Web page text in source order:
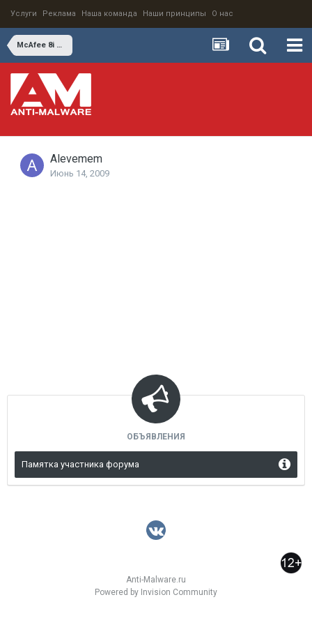
Услуги Реклама Наша команда Наши принципы О нас
McAfee 8i Enterprise + Anti-Spyware + MDF8.5 Вопросы...
Alevemem
Июнь 14, 2009
ОБЪЯВЛЕНИЯ
Памятка участника форума
Anti-Malware.ru
Powered by Invision Community